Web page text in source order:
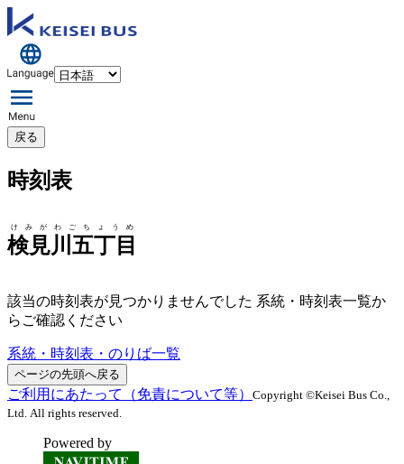
戻る
時刻表
検見川五丁目
けみがわごちょうめ
該当の時刻表が見つかりませんでした 系統・時刻表一覧か
らご確認ください
系統・時刻表・のりば一覧
ページの先頭へ戻る
ご利用にあたって（免責について等） Copyright ©Keisei Bus Co.,
Ltd. All rights reserved.
Powered by